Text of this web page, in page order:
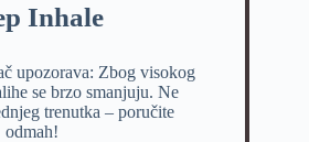
Inhale
upozorava: Zbog visokog
se brzo smanjuju. Ne
trenutka – poručite
odmah!